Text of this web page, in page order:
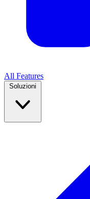
All Features